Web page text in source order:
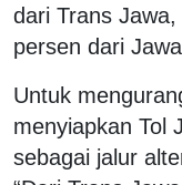
dari Trans
persen dari
Untuk
menyiapkan Tol
sebagai jalur